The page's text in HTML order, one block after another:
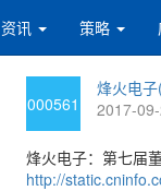
资讯 策略
000561
烽火电
2017-
烽火电子：第七届
http://